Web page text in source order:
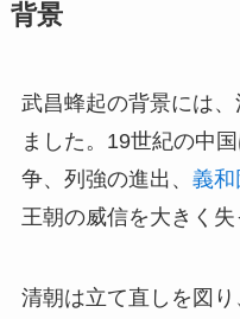
背景
武昌蜂起の背景には
ました。19世紀の中
争、列強の進出、 義和
王朝の威信を大きく失
清朝は立て直しを図り